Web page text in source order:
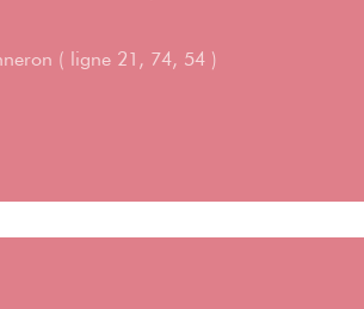
( ligne 21, 74, 54 )